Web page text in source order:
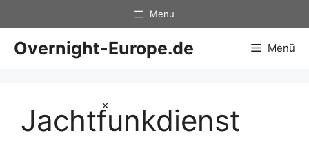
×
Inhalt
springen
Menu
Overnight-Europe.de Menü
Jachtfunkdienst